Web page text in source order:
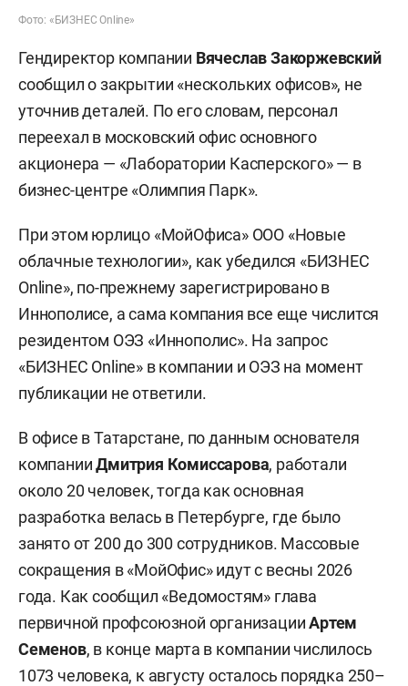
Фото: «БИЗНЕС Online»
Гендиректор компании Вячеслав Закоржевский
сообщил о закрытии «нескольких офисов», не
уточнив деталей. По его словам, персонал
переехал в московский офис основного
акционера — «Лаборатории Касперского» — в
бизнес-центре «Олимпия Парк».
При этом юрлицо «МойОфиса» ООО «Новые
облачные технологии», как убедился «БИЗНЕС
Online», по-прежнему зарегистрировано в
Иннополисе, а сама компания все еще числится
резидентом ОЭЗ «Иннополис». На запрос
«БИЗНЕС Online» в компании и ОЭЗ на момент
публикации не ответили.
В офисе в Татарстане, по данным основателя
компанииДмитрия Комиссарова, работали
около 20 человек, тогда как основная
разработка велась в Петербурге, где было
занято от 200 до 300 сотрудников. Массовые
сокращения в «МойОфис» идут с весны 2026
года. Как сообщил «Ведомостям» глава
первичной профсоюзной организацииАртем
Семенов, в конце марта в компании числилось
1073 человека, к августу осталось порядка 250–